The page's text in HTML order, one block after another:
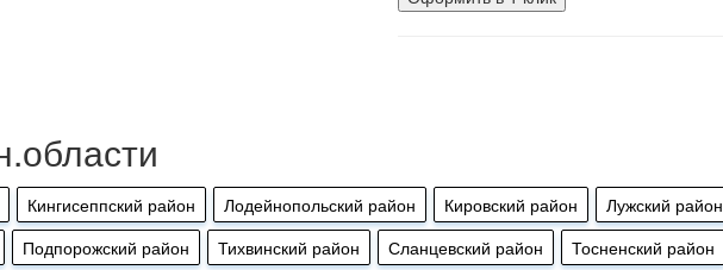
Кингисеппский район Лодейнопольский район Кировский район
Лужский район
Подпорожский район Тихвинский район Сланцевский район Тосненский район